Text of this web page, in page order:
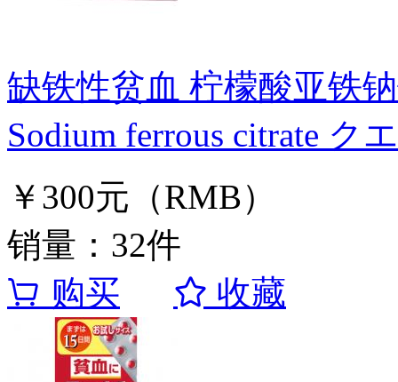
缺铁性贫血 柠檬酸亚铁
Sodium ferrous citrate ク
￥300元（RMB）
销量：32件
购买
收藏